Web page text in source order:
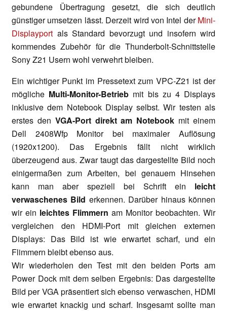
gebundene Übertragung gesetzt, die sich deutlich
günstiger umsetzen lässt. Derzeit wird von Intel derMini-
Displayport als Standard bevorzugt und insofern wird
kommendes Zubehör für die Thunderbolt-Schnittstelle
Sony Z21 Usern wohl verwehrt bleiben.
Ein wichtiger Punkt im Pressetext zum VPC-Z21 ist der
mögliche Multi-Monitor-Betrieb mit bis zu 4 Displays
inklusive dem Notebook Display selbst. Wir testen als
erstes den VGA-Port direkt am Notebook mit einem
Dell 2408Wfp Monitor bei maximaler Auflösung
(1920x1200). Das Ergebnis fällt nicht wirklich
überzeugend aus. Zwar taugt das dargestellte Bild noch
einigermaßen zum Arbeiten, bei genauem Hinsehen
kann man aber speziell bei Schrift ein leicht
verwaschenes Bild erkennen. Darüber hinaus können
wir ein leichtes Flimmern am Monitor beobachten. Wir
vergleichen den HDMI-Port mit gleichen externen
Displays: Das Bild ist wie erwartet scharf, und ein
Flimmern bleibt ebenso aus.
Wir wiederholen den Test mit den beiden Ports am
Power Dock mit dem selben Ergebnis: Das dargestellte
Bild per VGA präsentiert sich ebenso verwaschen, HDMI
wie erwartet knackig und scharf. Insgesamt sollte man